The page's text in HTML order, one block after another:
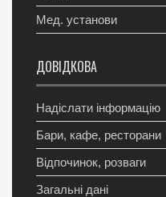
Мед. установи
ДОВІДКОВА
Надіслати інформацію
Бари, кафе, ресторани
Відпочинок, розваги
Загальні дані